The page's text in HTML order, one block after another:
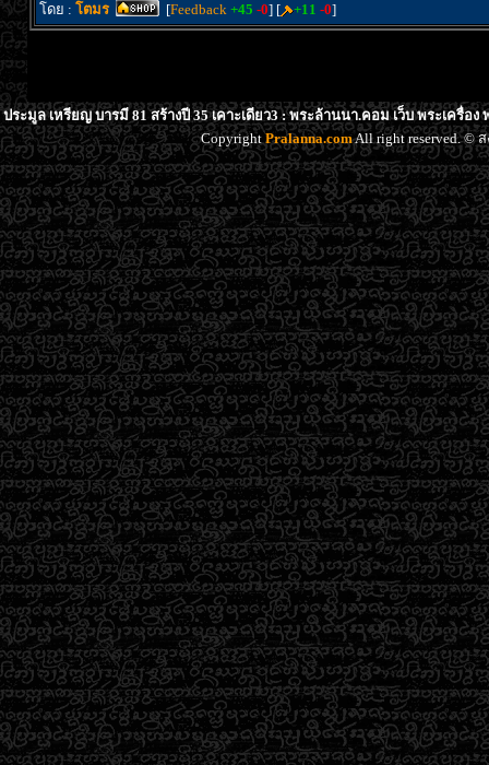
โดย : โตมร [Feedback +45 -0] [ +11 -0]
ประมูล เหรียญ บารมี 81 สร้างปี 35 เคาะเดียว3 : พระล้านนา.คอม เว็บ พระเครื่
CopyrightPralanna.comAll right reserved. ©